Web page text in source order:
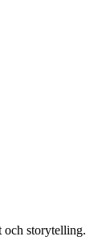
och storytelling.